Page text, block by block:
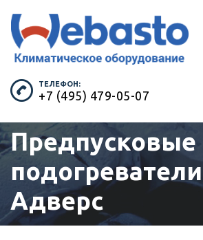
ТЕЛЕФОН:
+7 (495) 479-05-07
Предпусковые
подогреватели
Адверс